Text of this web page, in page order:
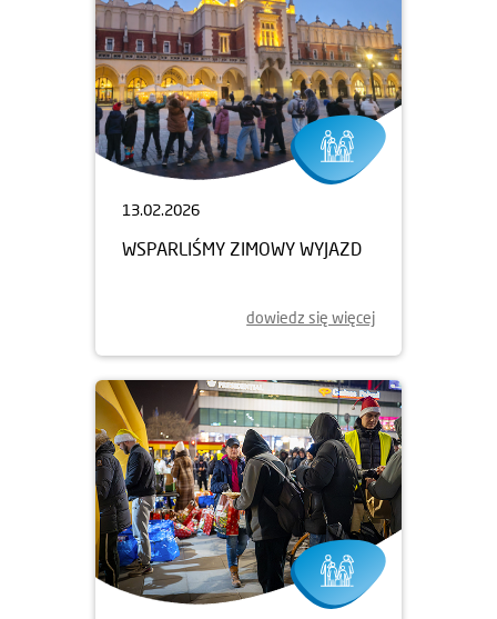
13.02.2026
WSPARLIŚMY ZIMOWY WYJAZD
dowiedz się więcej